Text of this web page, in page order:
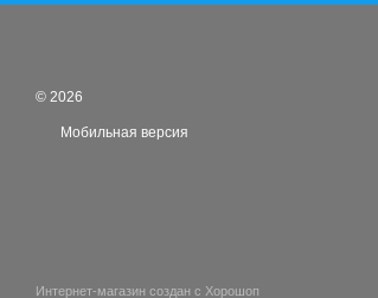
© 2026
Мобильная версия
Интернет-магазин создан с Хорошоп